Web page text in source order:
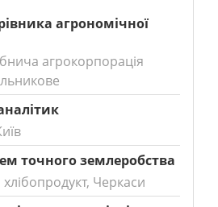
агрономічної
агрокорпорація
точного землеробства
Черкаси